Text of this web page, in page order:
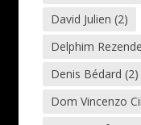
David Julien (2)
Delphim
Denis Bédard (2)
Dom Vincenzo